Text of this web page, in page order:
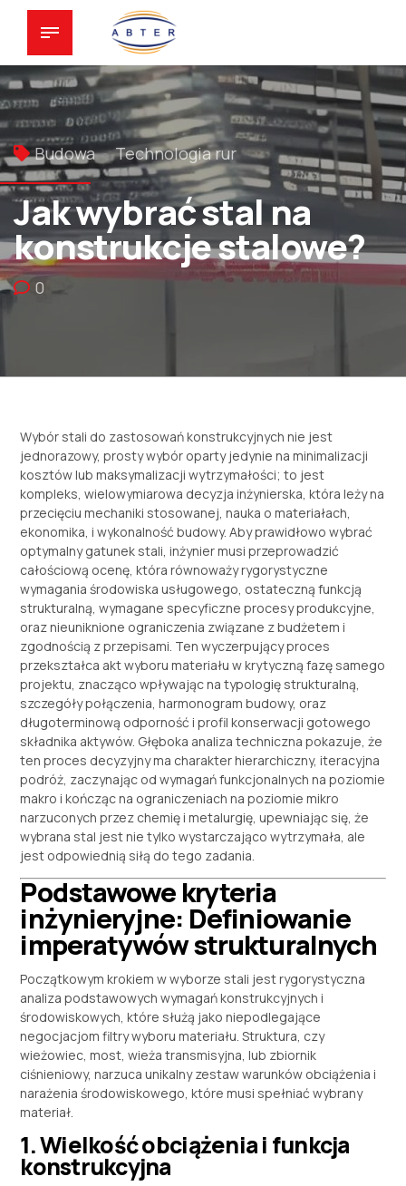
Budowa Technologia rur
Jak wybrać stal na
konstrukcje stalowe?
0
Wybór stali do zastosowań konstrukcyjnych nie jest
jednorazowy, prosty wybór oparty jedynie na minimalizacji
kosztów lub maksymalizacji wytrzymałości; to jest
kompleks, wielowymiarowa decyzja inżynierska, która leży na
przecięciu mechaniki stosowanej, nauka o materiałach,
ekonomika, i wykonalność budowy. Aby prawidłowo wybrać
optymalny gatunek stali, inżynier musi przeprowadzić
całościową ocenę, która równoważy rygorystyczne
wymagania środowiska usługowego, ostateczną funkcją
strukturalną, wymagane specyficzne procesy produkcyjne,
oraz nieuniknione ograniczenia związane z budżetem i
zgodnością z przepisami. Ten wyczerpujący proces
przekształca akt wyboru materiału w krytyczną fazę samego
projektu, znacząco wpływając na typologię strukturalną,
szczegóły połączenia, harmonogram budowy, oraz
długoterminową odporność i profil konserwacji gotowego
składnika aktywów. Głęboka analiza techniczna pokazuje, że
ten proces decyzyjny ma charakter hierarchiczny, iteracyjna
podróż, zaczynając od wymagań funkcjonalnych na poziomie
makro i kończąc na ograniczeniach na poziomie mikro
narzuconych przez chemię i metalurgię, upewniając się, że
wybrana stal jest nie tylko wystarczająco wytrzymała, ale
jest odpowiednią siłą do tego zadania.
Podstawowe kryteria
inżynieryjne: Definiowanie
imperatywów strukturalnych
Początkowym krokiem w wyborze stali jest rygorystyczna
analiza podstawowych wymagań konstrukcyjnych i
środowiskowych, które służą jako niepodlegające
negocjacjom filtry wyboru materiału. Struktura, czy
wieżowiec, most, wieża transmisyjna, lub zbiornik
ciśnieniowy, narzuca unikalny zestaw warunków obciążenia i
narażenia środowiskowego, które musi spełniać wybrany
materiał.
1. Wielkość obciążenia i funkcja
konstrukcyjna